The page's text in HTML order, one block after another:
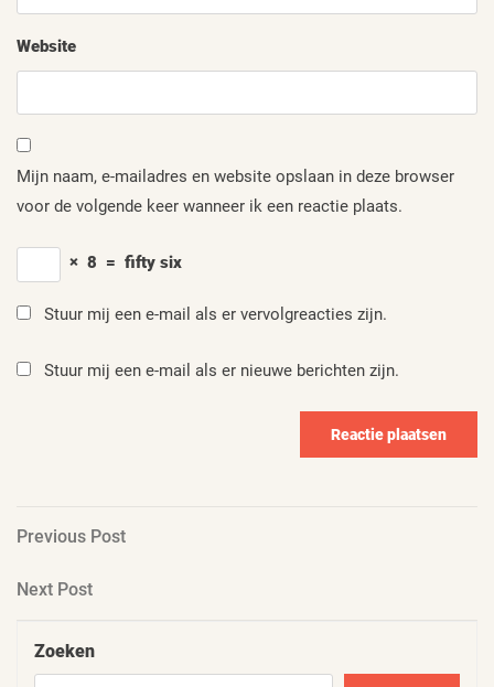
Website
Mijn naam, e-mailadres en website opslaan in deze browser
voor de volgende keer wanneer ik een reactie plaats.
× 8 = fifty six
Stuur mij een e-mail als er vervolgreacties zijn.
Stuur mij een e-mail als er nieuwe berichten zijn.
Berichtnavigatie
Previous
Previous Post
Next
Next Post
Zoeken